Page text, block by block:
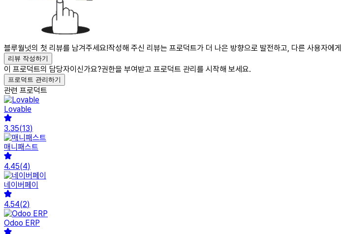
블루월넛의 첫 리뷰를 남겨주세요!작성해 주신 리뷰는 프로덕트가 더 나은 방향으로 발전하고, 다른 사용자에
리뷰 작성하기
이 프로덕트의 담당자이신가요?권한을 부여받고 프로덕트 관리를 시작해 보세요.
프로덕트 관리하기
관련 프로덕트
Lovable
3.35(13)
매니패스트
4.45(4)
네이버페이
4.54(2)
Odoo ERP